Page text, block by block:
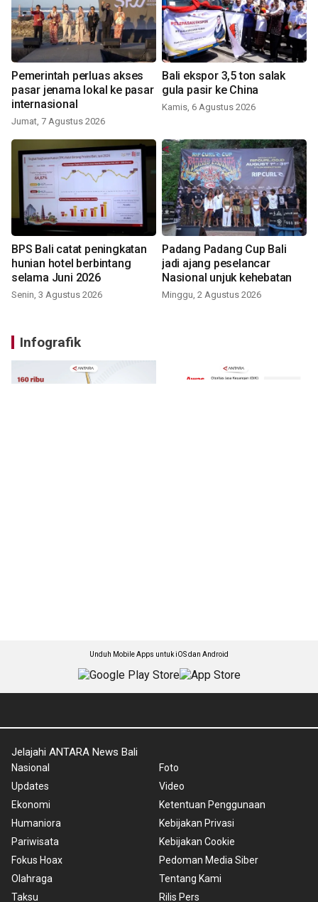
Pemerintah perluas akses
pasar jenama lokal ke pasar
internasional
Jumat, 7 Agustus 2026
Bali ekspor 3,5 ton salak
gula pasir ke China
Kamis, 6 Agustus 2026
BPS Bali catat peningkatan
hunian hotel berbintang
selama Juni 2026
Senin, 3 Agustus 2026
Padang Padang Cup Bali
jadi ajang peselancar
Nasional unjuk kehebatan
Minggu, 2 Agustus 2026
Infografik
Unduh Mobile Apps untuk iOS dan Android
Jelajahi ANTARA News Bali
Nasional
Updates
Ekonomi
Humaniora
Pariwisata
Fokus Hoax
Olahraga
Taksu
Foto
Video
Ketentuan Penggunaan
Kebijakan Privasi
Kebijakan Cookie
Pedoman Media Siber
Tentang Kami
Rilis Pers